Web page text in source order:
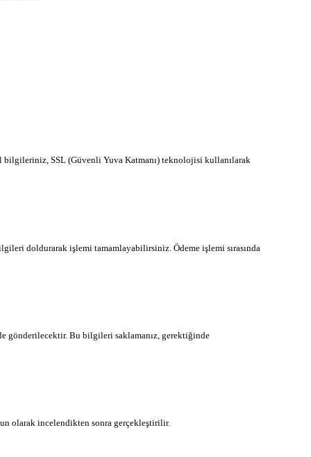
bilgileriniz, SSL (Güvenli Yuva Katmanı) teknolojisi kullanılarak
doldurarak işlemi tamamlayabilirsiniz. Ödeme işlemi sırasında
gönderilecektir. Bu bilgileri saklamanız, gerektiğinde
olarak incelendikten sonra gerçekleştirilir.